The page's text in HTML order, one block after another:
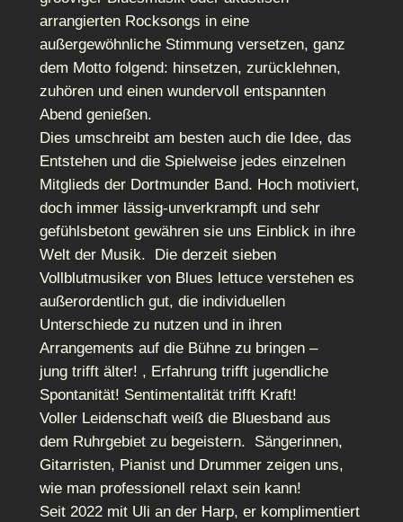
arrangierten Rocksongs in eine
außergewöhnliche Stimmung versetzen, ganz
dem Motto folgend: hinsetzen, zurücklehnen,
zuhören und einen wundervoll entspannten
Abend genießen.
Dies umschreibt am besten auch die Idee, das
Entstehen und die Spielweise jedes einzelnen
Mitglieds der Dortmunder Band. Hoch motiviert,
doch immer lässig-unverkrampft und sehr
gefühlsbetont gewähren sie uns Einblick in ihre
Welt der Musik. Die derzeit sieben
Vollblutmusiker von Blues lettuce verstehen es
außerordentlich gut, die individuellen
Unterschiede zu nutzen und in ihren
Arrangements auf die Bühne zu bringen –
jung trifft älter! , Erfahrung trifft jugendliche
Spontanität! Sentimentalität trifft Kraft!
Voller Leidenschaft weiß die Bluesband aus
dem Ruhrgebiet zu begeistern. Sängerinnen,
Gitarristen, Pianist und Drummer zeigen uns,
wie man professionell relaxt sein kann!
Seit 2022 mit Uli an der Harp, er komplimentiert